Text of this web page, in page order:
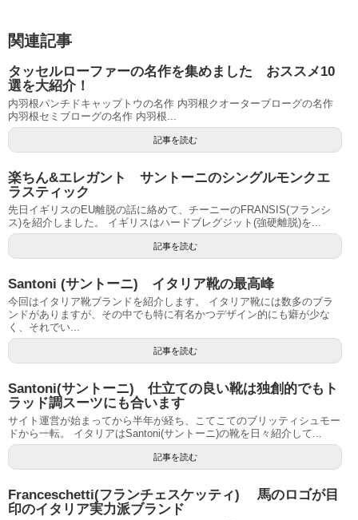
関連記事
タッセルローファーの名作を集めました おススメ10
選を大紹介！
内羽根パンチドキャップトウの名作 内羽根クオーターブローグの名作
内羽根セミブローグの名作 内羽根...
記事を読む
楽ちん&エレガント サントーニのシングルモンクエ
ラスティック
先日イギリスのEU離脱の話に絡めて、チーニーのFRANSIS(フランシ
ス)を紹介しました。 イギリスはハードブレグジット(強硬離脱)を...
記事を読む
Santoni (サントーニ) イタリア靴の最高峰
今回はイタリア靴ブランドを紹介します。 イタリア靴には数多のブラ
ンドがありますが、その中でも特に有名かつデザイン的にも癖が少な
く、それでい...
記事を読む
Santoni(サントーニ) 仕立ての良い靴は独創的でもト
ラッド調スーツにも合います
サイト運営が始まってから半年が経ち、こてこてのブリッティシュモー
ドから一転。 イタリアはSantoni(サントーニ)の靴を日々紹介して...
記事を読む
Franceschetti(フランチェスケッティ) 馬のロゴが目
印のイタリア実力派ブランド